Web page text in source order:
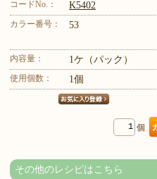
コードNo.： K5402
カラー番号：
53
内容量： 1ケ（パック）
使用個数： 1個
個
その他のレシピはこちら